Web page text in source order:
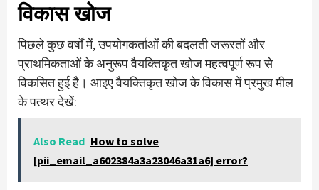
विकास खोज
पिछले कुछ वर्षों में, उपयोगकर्ताओं की बदलती जरूरतों और
प्राथमिकताओं के अनुरूप वैयक्तिकृत खोज महत्वपूर्ण रूप से
विकसित हुई है। आइए वैयक्तिकृत खोज के विकास में प्रमुख मील
के पत्थर देखें:
Also Read How to solve
[pii_email_a602384a3a23046a31a6] error?